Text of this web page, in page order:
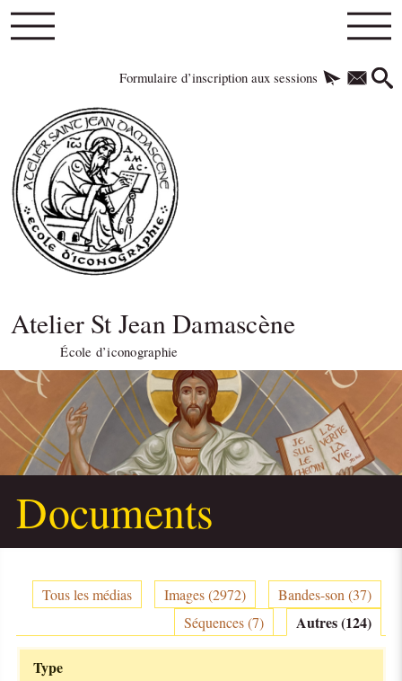
Formulaire d’inscription aux sessions
Atelier St Jean Damascène
École d’iconographie
Documents
Tous les médias Images (2972)
Bandes-son (37)
Séquences (7)
Autres (124)
Type